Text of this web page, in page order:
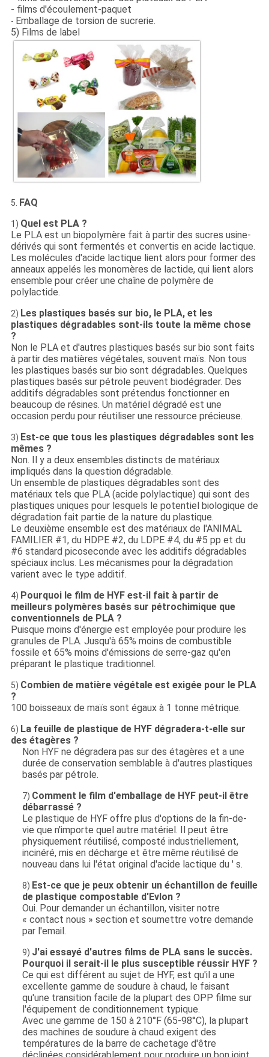
- films d'écoulement-paquet
- Emballage de torsion de sucrerie.
5) Films de label
5. FAQ
1) Quel est PLA ?
Le PLA est un biopolymère fait à partir des sucres usine-
dérivés qui sont fermentés et convertis en acide lactique.
Les molécules d'acide lactique lient alors pour former des
anneaux appelés les monomères de lactide, qui lient alors
ensemble pour créer une chaîne de polymère de
polylactide.
2) Les plastiques basés sur bio, le PLA, et les
plastiques dégradables sont-ils toute la même chose
?
Non le PLA et d'autres plastiques basés sur bio sont faits
à partir des matières végétales, souvent maïs. Non tous
les plastiques basés sur bio sont dégradables. Quelques
plastiques basés sur pétrole peuvent biodégrader. Des
additifs dégradables sont prétendus fonctionner en
beaucoup de résines. Un matériel dégradé est une
occasion perdu pour réutiliser une ressource précieuse.
3) Est-ce que tous les plastiques dégradables sont les
mêmes ?
Non. Il y a deux ensembles distincts de matériaux
impliqués dans la question dégradable.
Un ensemble de plastiques dégradables sont des
matériaux tels que PLA (acide polylactique) qui sont des
plastiques uniques pour lesquels le potentiel biologique de
dégradation fait partie de la nature du plastique.
Le deuxième ensemble est des matériaux de l'ANIMAL
FAMILIER #1, du HDPE #2, du LDPE #4, du #5 pp et du
#6 standard picoseconde avec les additifs dégradables
spéciaux inclus. Les mécanismes pour la dégradation
varient avec le type additif.
4) Pourquoi le film de HYF est-il fait à partir de
meilleurs polymères basés sur pétrochimique que
conventionnels de PLA ?
Puisque moins d'énergie est employée pour produire les
granules de PLA. Jusqu'à 65% moins de combustible
fossile et 65% moins d'émissions de serre-gaz qu'en
préparant le plastique traditionnel.
5) Combien de matière végétale est exigée pour le PLA
?
100 boisseaux de maïs sont égaux à 1 tonne métrique.
6) La feuille de plastique de HYF dégradera-t-elle sur
des étagères ?
Non HYF ne dégradera pas sur des étagères et a une
durée de conservation semblable à d'autres plastiques
basés par pétrole.
7) Comment le film d'emballage de HYF peut-il être
débarrassé ?
Le plastique de HYF offre plus d'options de la fin-de-
vie que n'importe quel autre matériel. Il peut être
physiquement réutilisé, composté industriellement,
incinéré, mis en décharge et être même réutilisé de
nouveau dans lui l'état original d'acide lactique du ′ s.
8) Est-ce que je peux obtenir un échantillon de feuille
de plastique compostable d'Evlon ?
Oui. Pour demander un échantillon, visiter notre
« contact nous » section et soumettre votre demande
par l'email.
9) J'ai essayé d'autres films de PLA sans le succès.
Pourquoi il serait-il le plus susceptible réussir HYF ?
Ce qui est différent au sujet de HYF, est qu'il a une
excellente gamme de soudure à chaud, le faisant
qu'une transition facile de la plupart des OPP filme sur
l'équipement de conditionnement typique.
Avec une gamme de 150 à 210°F (65-98°C), la plupart
des machines de soudure à chaud exigent des
températures de la barre de cachetage d'être
déclinées considérablement pour produire un bon joint,